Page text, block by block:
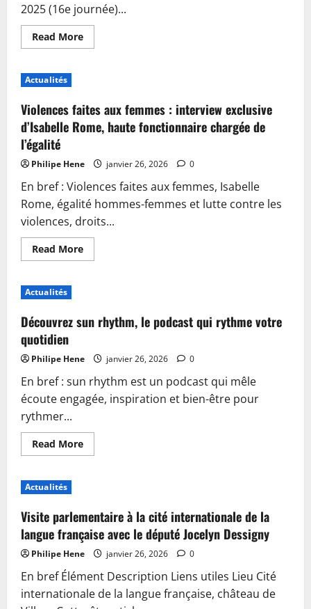
2025 (16e journée)...
Read MoreRead
more
dans
le
championnat
de
2026
Actualités
Violences faites aux femmes : interview exclusive
d’Isabelle Rome, haute fonctionnaire chargée de
l’égalité
Philipe Hene janvier 26, 2026 0
En bref : Violences faites aux femmes, Isabelle
Rome, égalité hommes-femmes et lutte contre les
violences, droits...
Read MoreRead
more
:
interview
Rome,
haute
fonctionnaire
chargée
de
l’égalité
Actualités
Découvrez sun rhythm, le podcast qui rythme votre
quotidien
Philipe Hene janvier 26, 2026 0
En bref : sun rhythm est un podcast qui mêle
écoute engagée, inspiration et bien-être pour
rythmer...
Read MoreRead
more
podcast
qui
rythme
votre
quotidien
Actualités
Visite parlementaire à la cité internationale de la
langue française avec le député Jocelyn Dessigny
Philipe Hene janvier 26, 2026 0
En bref Élément Description Liens utiles Lieu Cité
internationale de la langue française, château de